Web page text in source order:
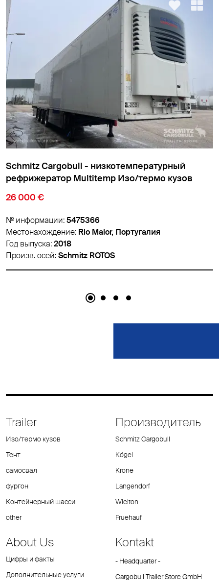
Schmitz Cargobull - низкотемпературный
рефрижератор Cтандарт Изо/термо кузов
18 900 €
№ информации:5459626
Местонахождение:Padborg, Дания
Год выпуска:2018
Произв. осей:Schmitz ROTOS
Trailer
Изо/термо кузов
Тент
самосвал
фургон
Контейнерный шасси
other
Производитель
Schmitz Cargobull
Kögel
Krone
Langendorf
Wielton
Fruehauf
About Us
Цифры и факты
Дополнительные услуги
Kontakt
- Headquarter -
Cargobull Trailer Store GmbH